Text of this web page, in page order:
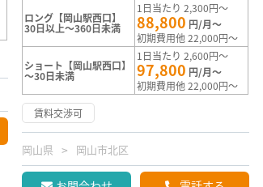
ロング【岡山駅西口】
30日以上～360日未満
1日当たり 2,300円～
88,800 円/月～
初期費用他 22,000円～
ショート【岡山駅西口】
～30日未満
1日当たり 2,600円～
97,800 円/月～
初期費用他 22,000円～
賃料交渉可
岡山県 岡山市北区